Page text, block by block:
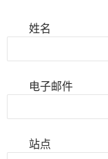
姓名
电子邮件
站点